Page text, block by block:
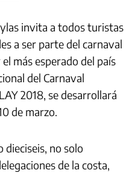
invita a todos turistas
a ser parte del carnaval
más esperado del país
del Carnaval
2018, se desarrollará
de marzo.
dieciseis, no solo
de la costa,